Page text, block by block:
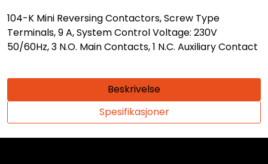
104-K Mini Reversing Contactors, Screw Type
Terminals, 9 A, System Control Voltage: 230V
50/60Hz, 3 N.O. Main Contacts, 1 N.C. Auxiliary Contact
Beskrivelse
Spesifikasjoner